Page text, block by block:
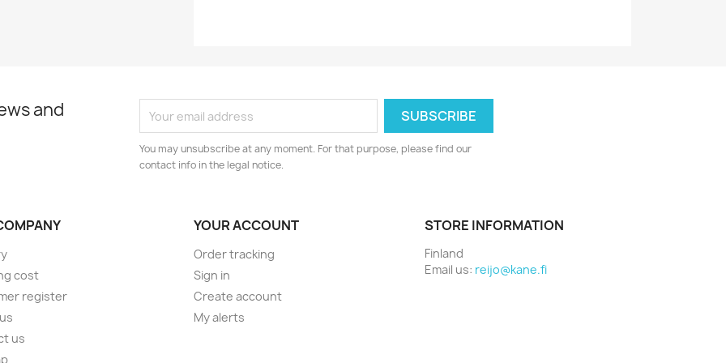
and
You may unsubscribe at any moment. For that purpose, please find our
contact info in the legal notice.
cost
register
us
YOUR ACCOUNT
Order tracking
Sign in
Create account
My alerts
STORE INFORMATION
Finland
Email us: reijo@kane.fi